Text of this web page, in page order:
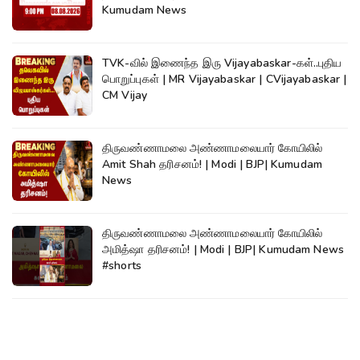
Kumudam News
TVK-வில் இணைந்த இரு Vijayabaskar-கள்..புதிய
பொறுப்புகள் | MR Vijayabaskar | CVijayabaskar |
CM Vijay
திருவண்ணாமலை அண்ணாமலையார் கோயிலில்
Amit Shah தரிசனம்! | Modi | BJP| Kumudam
News
திருவண்ணாமலை அண்ணாமலையார் கோயிலில்
அமித்ஷா தரிசனம்! | Modi | BJP| Kumudam News
#shorts